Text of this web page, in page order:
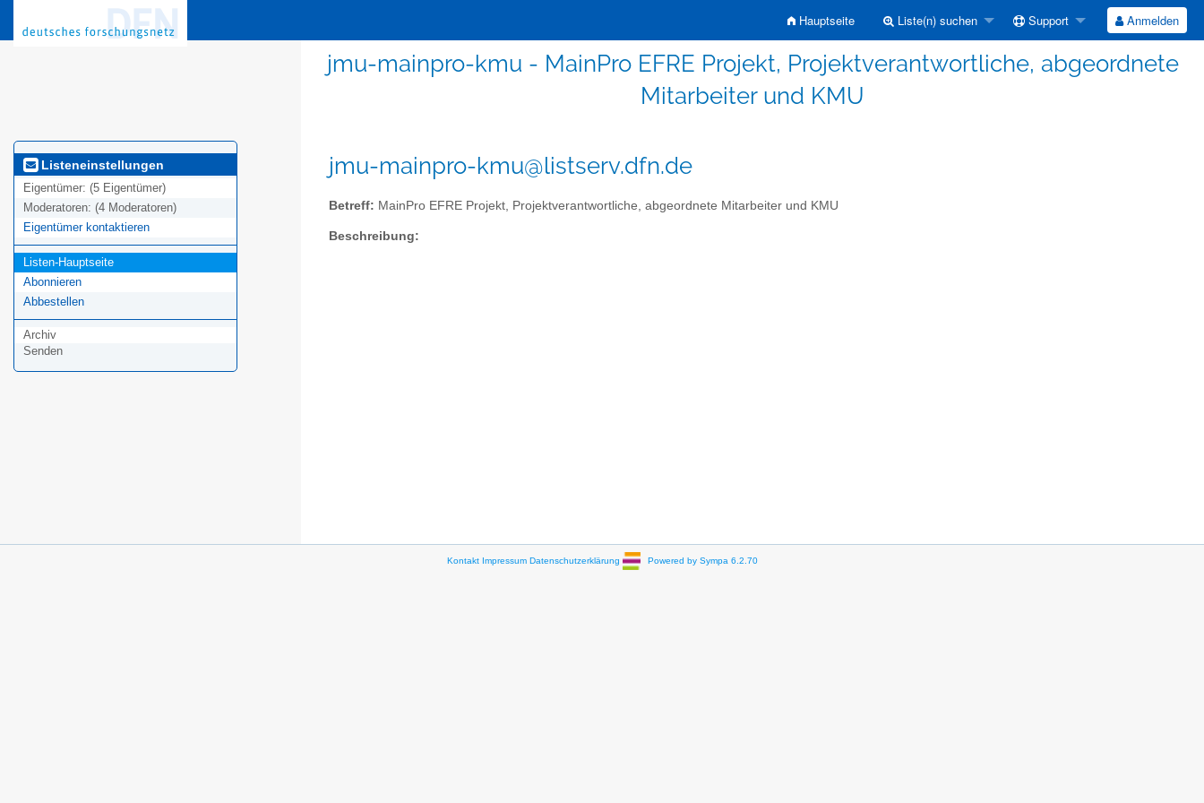
Hauptseite Liste(n) suchen Support Anmelden
jmu-mainpro-kmu - MainPro EFRE Projekt, Projektverantwortliche, abgeordnete
Mitarbeiter und KMU
Listeneinstellungen
Eigentümer: (5 Eigentümer)
Moderatoren: (4 Moderatoren)
Eigentümer kontaktieren
Listen-Hauptseite
Abonnieren
Abbestellen
Archiv
Senden
jmu-mainpro-kmu@listserv.dfn.de
Betreff: MainPro EFRE Projekt, Projektverantwortliche, abgeordnete Mitarbeiter und KMU
Beschreibung:
Kontakt Impressum Datenschutzerklärung Powered by Sympa 6.2.70